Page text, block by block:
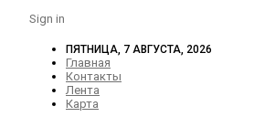
Sign in
ПЯТНИЦА, 7 АВГУСТА, 2026
Главная
Контакты
Лента
Карта